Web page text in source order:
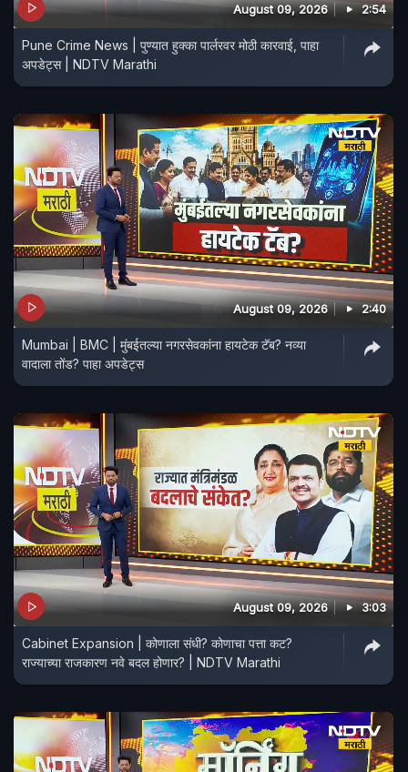
August 09, 2026 2:54
Pune Crime News | पुण्यात हुक्का पार्लरवर मोठी कारवाई, पाहा
अपडेट्स | NDTV Marathi
August 09, 2026 2:40
Mumbai | BMC | मुंबईतल्या नगरसेवकांना हायटेक टॅब? नव्या
वादाला तोंड? पाहा अपडेट्स
August 09, 2026 3:03
Cabinet Expansion | कोणाला संधी? कोणाचा पत्ता कट?
राज्याच्या राजकारण नवे बदल होणार? | NDTV Marathi